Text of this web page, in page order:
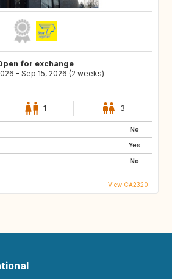
for exchange
- Sep 15, 2026 (2 weeks)
1 3
No
Yes
No
View CA2320